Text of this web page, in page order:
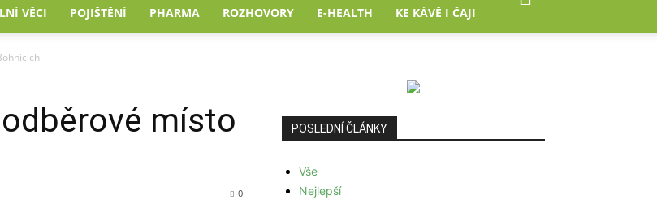
VĚCI POJIŠTĚNÍ PHARMA ROZHOVORY E-HEALTH KE KÁVĚ I ČAJI
místo
0
POSLEDNÍ ČLÁNKY
Vše
Nejlepší